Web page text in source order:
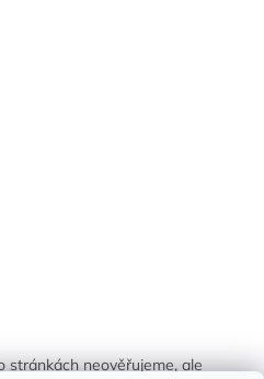
stránkách neověřujeme, ale